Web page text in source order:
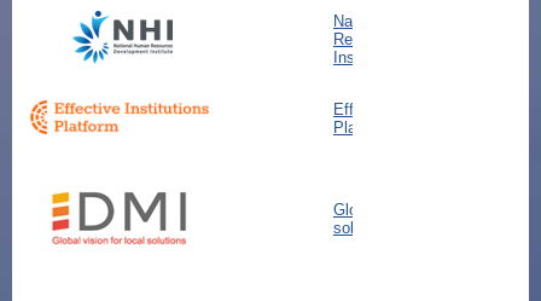
National Human
Resources Development
Institute
Effective Institutions
Platform
Global vision for local
solutions